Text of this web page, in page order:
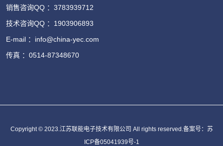
销售咨询QQ ：3783939712
技术咨询QQ ：1903906893
E-mail ：info@china-yec.com
传真 ：0514-87348670
Copyright © 2023.江苏联能电子技术有限公司 All rights reserved.备案号：
苏
ICP备05041939号-1